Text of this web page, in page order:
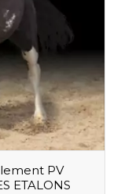
PV
ETALONS